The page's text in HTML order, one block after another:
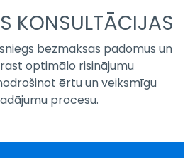
KONSULTĀCIJAS
bezmaksas padomus un
optimālo risinājumu
ērtu un veiksmīgu
procesu.